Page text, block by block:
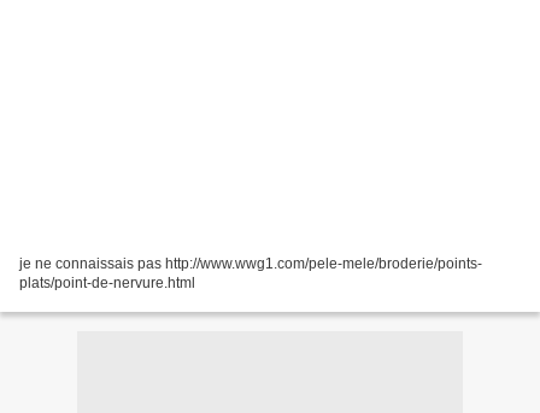
je ne connaissais pas http://www.wwg1.com/pele-mele/broderie/points-
plats/point-de-nervure.html